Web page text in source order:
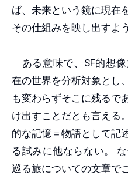
ば、未来という鏡に現在
その仕組みを映し出すよ
ある意味で、SF的想
在の世界を分析対象とし
も変わらずそこに残るで
け出すことだとも言える
的な記憶＝物語として記
る試みに他ならない。
巡る旅についての文章で